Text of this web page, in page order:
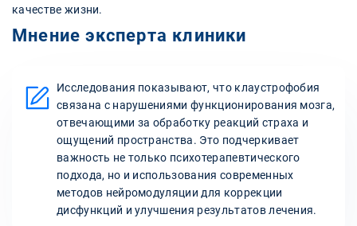
качестве жизни.
Мнение эксперта клиники
Исследования показывают, что клаустрофобия
связана с нарушениями функционирования мозга,
отвечающими за обработку реакций страха и
ощущений пространства. Это подчеркивает
важность не только психотерапевтического
подхода, но и использования современных
методов нейромодуляции для коррекции
дисфункций и улучшения результатов лечения.